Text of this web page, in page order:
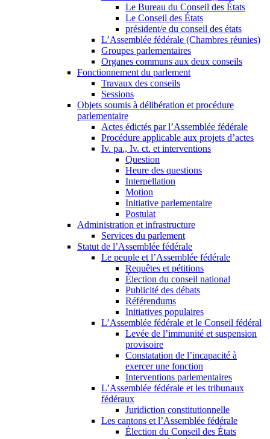
Le Bureau du Conseil des États
Le Conseil des États
président/e du conseil des états
L’Assemblée fédérale (Chambres réunies)
Groupes parlementaires
Organes communs aux deux conseils
Fonctionnement du parlement
Travaux des conseils
Sessions
Objets soumis à délibération et procédure
parlementaire
Actes édictés par l’Assemblée fédérale
Procédure applicable aux projets d’actes
Iv. pa., Iv. ct. et interventions
Question
Heure des questions
Interpellation
Motion
Initiative parlementaire
Postulat
Administration et infrastructure
Services du parlement
Statut de l’Assemblée fédérale
Le peuple et l’Assemblée fédérale
Requêtes et pétitions
Élection du conseil national
Publicité des débats
Référendums
Initiatives populaires
L’Assemblée fédérale et le Conseil fédéral
Levée de l’immunité et suspension
provisoire
Constatation de l’incapacité à
exercer une fonction
Interventions parlementaires
L’Assemblée fédérale et les tribunaux
fédéraux
Juridiction constitutionnelle
Les cantons et l’Assemblée fédérale
Élection du Conseil des États